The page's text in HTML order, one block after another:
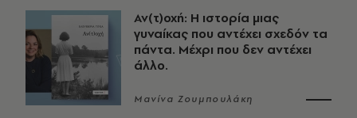
Αν(τ)οχή: Η ιστορία μιας
γυναίκας που αντέχει σχεδόν τα
πάντα. Μέχρι που δεν αντέχει
άλλο.
Μανίνα Ζουμπουλάκη